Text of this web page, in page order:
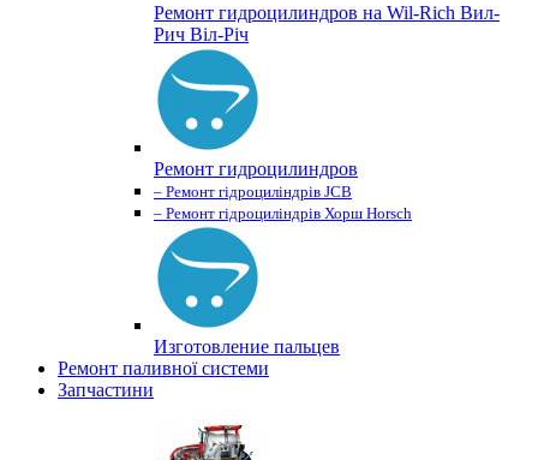
Ремонт гидроцилиндров на Wil-Rich Вил-
Рич Віл-Річ
Ремонт гидроцилиндров
– Ремонт гідроциліндрів JCB
– Ремонт гідроциліндрів Хорш Horsch
Изготовление пальцев
Ремонт паливної системи
Запчастини